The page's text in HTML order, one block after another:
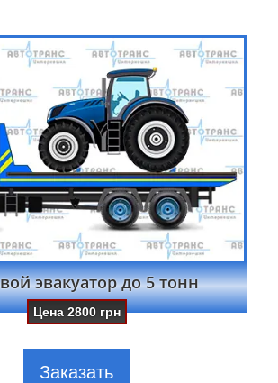
эвакуатор до 5 тонн
Цена2800 грн
Заказать